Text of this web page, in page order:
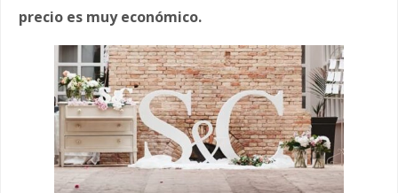
precio es muy económico.